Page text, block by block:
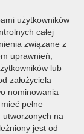
użytkowników
całej
związane z
uprawnień,
lub
założyciela
nominowania
pełne
na
jest od